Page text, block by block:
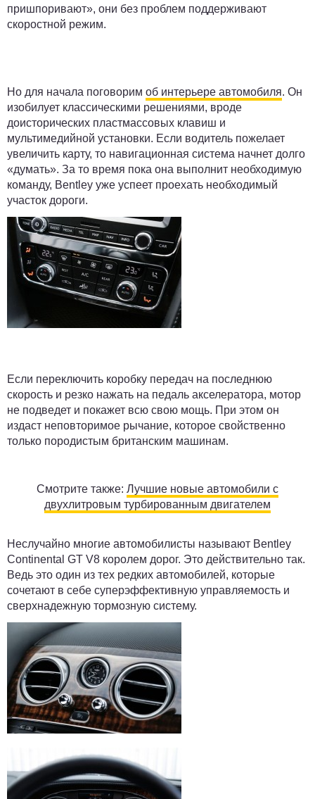
пришпоривают», они без проблем поддерживают
скоростной режим.
Но для начала поговорим об интерьере автомобиля. Он
изобилует классическими решениями, вроде
доисторических пластмассовых клавиш и
мультимедийной установки. Если водитель пожелает
увеличить карту, то навигационная система начнет долго
«думать». За то время пока она выполнит необходимую
команду, Bentley уже успеет проехать необходимый
участок дороги.
Если переключить коробку передач на последнюю
скорость и резко нажать на педаль акселератора, мотор
не подведет и покажет всю свою мощь. При этом он
издаст неповторимое рычание, которое свойственно
только породистым британским машинам.
Смотрите также: Лучшие новые автомобили с
двухлитровым турбированным двигателем
Неслучайно многие автомобилисты называют Bentley
Continental GT V8 королем дорог. Это действительно так.
Ведь это один из тех редких автомобилей, которые
сочетают в себе суперэффективную управляемость и
сверхнадежную тормозную систему.